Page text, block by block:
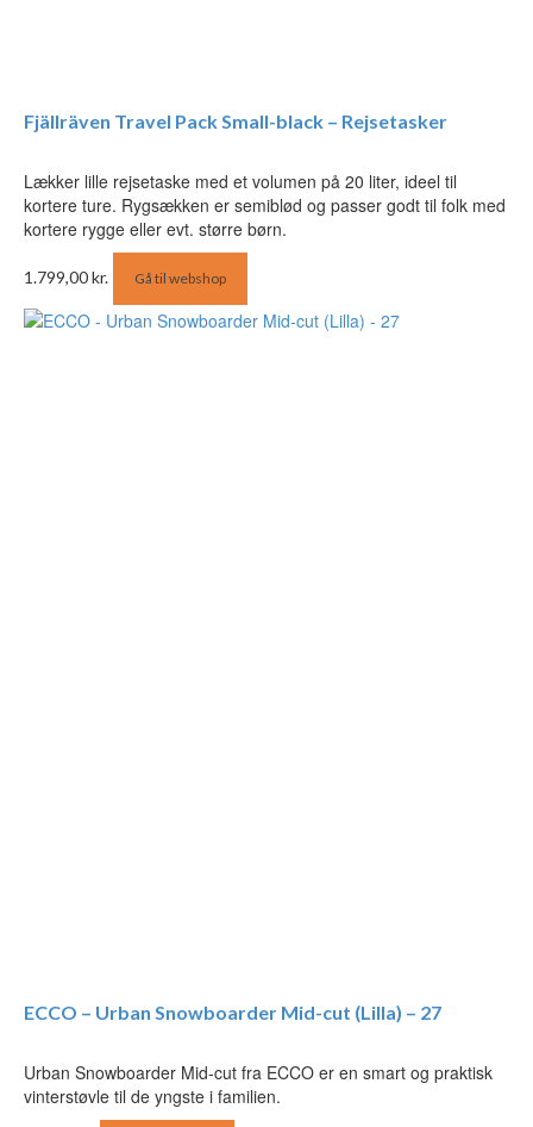
Fjällräven Travel Pack Small-black – Rejsetasker
Lækker lille rejsetaske med et volumen på 20 liter, ideel til
kortere ture. Rygsækken er semiblød og passer godt til folk med
kortere rygge eller evt. større børn.
1.799,00kr. Gå til webshop
ECCO – Urban Snowboarder Mid-cut (Lilla) – 27
Urban Snowboarder Mid-cut fra ECCO er en smart og praktisk
vinterstøvle til de yngste i familien.